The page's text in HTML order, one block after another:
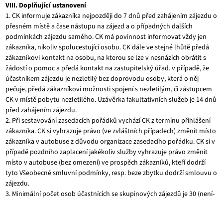
VIII. Doplňující ustanovení
1. CK informuje zákazníka nejpozději do 7 dnů před zahájením zájezdu o
přesném místě a čase nástupu na zájezd a o případných dalších
podmínkách zájezdu samého. CK má povinnost informovat vždy jen
zákazníka, nikoliv spolucestující osobu. CK dále ve stejné lhůtě předá
zákazníkovi kontakt na osobu, na kterou se lze v nesnázích obrátit s
žádostí o pomoc a předá kontakt na zastupitelský úřad. v případě, že
účastníkem zájezdu je nezletilý bez doprovodu osoby, která o něj
pečuje, předá zákazníkovi možnosti spojení s nezletilým, či zástupcem
CK v místě pobytu nezletilého. Uzávěrka fakultativních služeb je 14 dnů
před zahájením zájezdu.
2. Při sestavování zasedacích pořádků vychází CK z termínu přihlášení
zákazníka. CK si vyhrazuje právo (ve zvláštních případech) změnit místo
zákazníka v autobuse z důvodu organizace zasedacího pořádku. CK si v
případě pozdního zaplacení jakékoliv služby vyhrazuje právo změnit
místo v autobuse (bez omezení) ve prospěch zákazníků, kteří dodrží
tyto Všeobecné smluvní podmínky, resp. beze zbytku dodrží smlouvu o
zájezdu.
3. Minimální počet osob účastnících se skupinových zájezdů je 30 (není-